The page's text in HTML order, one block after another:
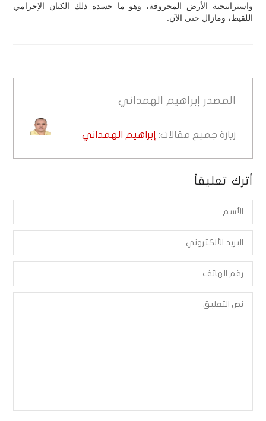
واستراتيجية الأرض المحروقة، وهو ما جسده ذلك الكيان الإجرامي
اللقيط، ومازال حتى الآن.
المصدر إبراهيم الهمداني
زيارة جميع مقالات: إبراهيم الهمداني
أترك تعليقاً